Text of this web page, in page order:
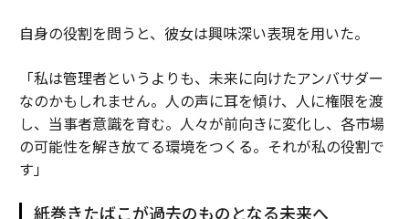
自身の役割を問うと、彼女は興味深い表現を用いた。
「私は管理者というよりも、未来に向けたアンバサダー
なのかもしれません。人の声に耳を傾け、人に権限を渡
し、当事者意識を育む。人々が前向きに変化し、各市場
の可能性を解き放てる環境をつくる。それが私の役割で
す」
紙巻きたばこが過去のものとなる未来へ